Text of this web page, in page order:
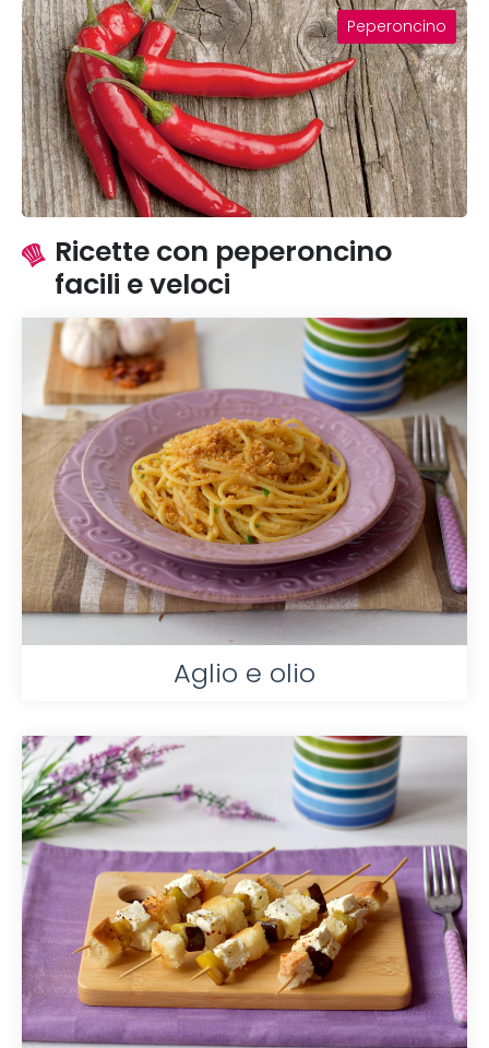
Peperoncino
Ricette con peperoncino
facili e veloci
Aglio e olio